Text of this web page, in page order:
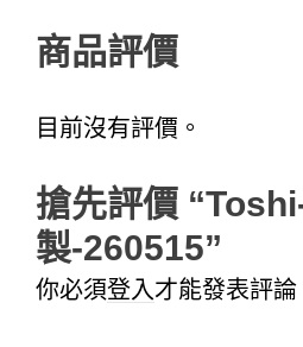
商品評價
目前沒有評價。
搶先評價
製-260515”
你必須登入才能發表評論